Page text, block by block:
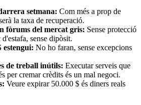
setmana: Com més a prop de
la taxa de recuperació.
fòrums del mercat gris: Sense protecció
sense dipòsit.
estengui: No ho faran, sense excepcions
de treball inútils: Executar serveis que
per cremar crèdits és un mal negoci.
Veure expirar 50.000 $ és diners reals